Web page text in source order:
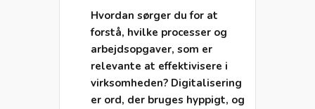
Hvordan sørger du for at
forstå, hvilke processer og
arbejdsopgaver, som er
relevante at effektivisere i
virksomheden? Digitalisering
er ord, der bruges hyppigt, og